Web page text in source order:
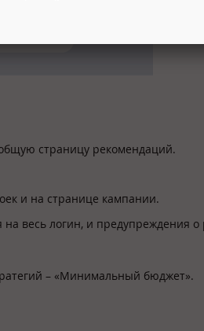
страницу рекомендаций.
и на странице кампании.
весь логин, и предупреждения о
– «Минимальный бюджет».